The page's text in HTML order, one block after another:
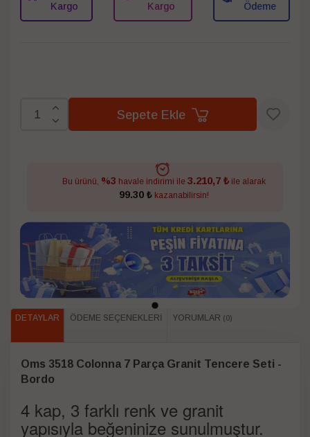
Kargo
Kargo
Ödeme
Sepete Ekle
Bu ürünü, %3 havale indirimi ile 3.210,7 ₺ile alarak
99.30 ₺kazanabilirsin!
DETAYLAR ÖDEME SEÇENEKLERI YORUMLAR (0)
Oms 3518 Colonna 7 Parça Granit Tencere Seti -
Bordo
4 kap, 3 farklı renk ve granit
yapısıyla beğeninize sunulmuştur.